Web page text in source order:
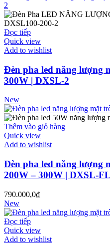
Đọc tiếp
Quick view
Add to wishlist
Đèn pha led năng lượng
300W | DXSL-2
New
Thêm vào giỏ hàng
Quick view
Add to wishlist
Đèn pha led năng lượng
200W – 300W | DXSL-FL
790.000,0₫
New
Đọc tiếp
Quick view
Add to wishlist